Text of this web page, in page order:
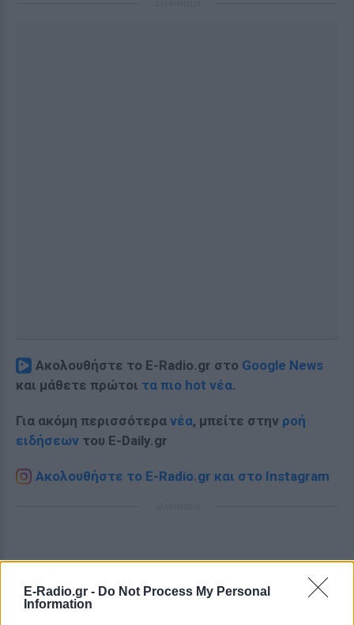
E-Radio.gr - Do Not Process My Personal
Information
Ακολουθήστε το E-Radio.gr στο Google News
και μάθετε πρώτοι τα πιο hot νέα.
Για ακόμη περισσότερα νέα, μπείτε στην ροή
ειδήσεων του E-Daily.gr
Ακολουθήστε το E-Radio.gr και στο Instagram